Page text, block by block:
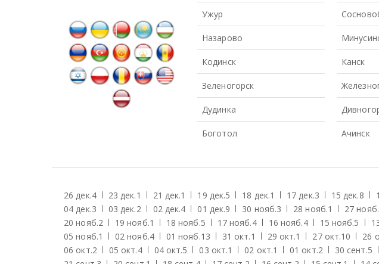
Ужур
Назарово
Кодинск
Зеленогорск
Дудинка
Боготол
Канск
Ачинск
26 дек.4 23 дек.1 21 дек.1 19 дек.5 18 дек.1 17 дек.3 15 дек.8
04 дек.3 03 дек.2 02 дек.4 01 дек.9 30 нояб.3 28 нояб.1 27 нояб.
20 нояб.2 19 нояб.1 18 нояб.5 17 нояб.4 16 нояб.4 15 нояб.5
05 нояб.1 02 нояб.4 01 нояб.13 31 окт.1 29 окт.1 27 окт.10 26
06 окт.2 05 окт.4 04 окт.5 03 окт.1 02 окт.1 01 окт.2 30 сент.5